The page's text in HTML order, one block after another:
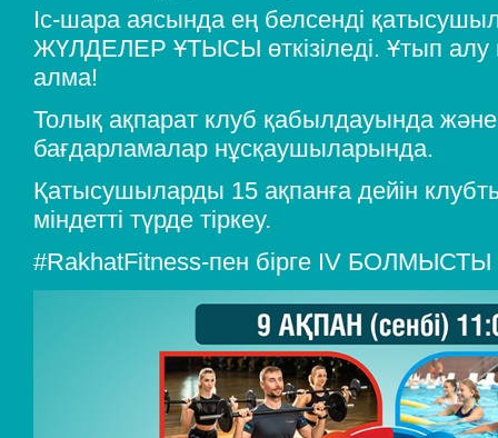
Іс-шара аясында ең белсенді
ЖҮЛДЕЛЕР ҰТЫСЫ өткізіледі. Ұтып алу
алма!
Толық ақпарат клуб қабылдауында
бағдарламалар нұсқаушыларында.
Қатысушыларды 15 ақпанға дейін
міндетті түрде тіркеу.
#RakhatFitness-пен бірге IV БОЛМЫСТЫ